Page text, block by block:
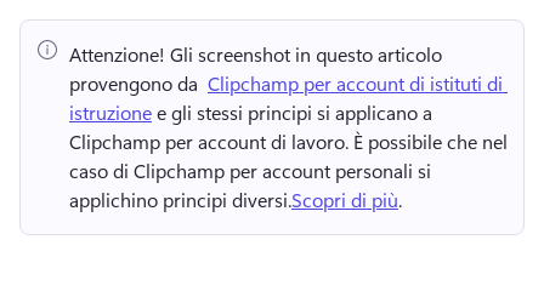
Attenzione! Gli screenshot in questo articolo
provengono da ⁠ Clipchamp per account di istituti di
istruzione e gli stessi principi si applicano a
Clipchamp per account di lavoro. È possibile che nel
caso di Clipchamp per account personali si
applichino principi diversi.Scopri di più.